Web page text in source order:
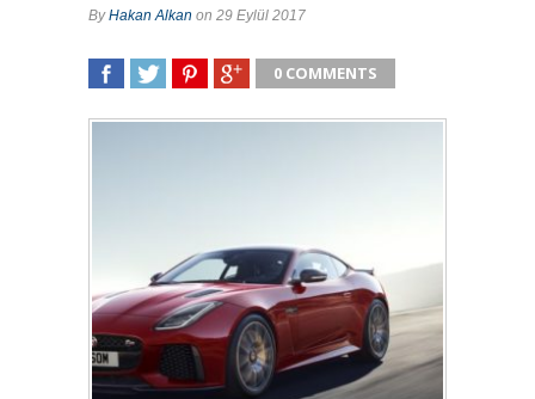
ByHakan Alkan on 29 Eylül 2017
0 COMMENTS